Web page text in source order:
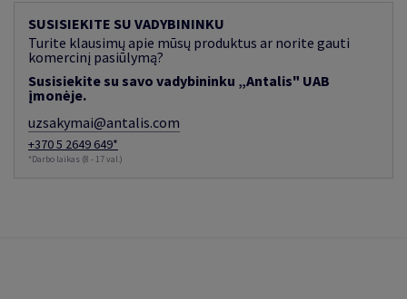
SUSISIEKITE SU VADYBININKU
Turite klausimų apie mūsų produktus ar norite gauti
komercinį pasiūlymą?
Susisiekite su savo vadybininku „Antalis" UAB
įmonėje.
uzsakymai@antalis.com
+370 5 2649 649*
*Darbo laikas (8 - 17 val.)